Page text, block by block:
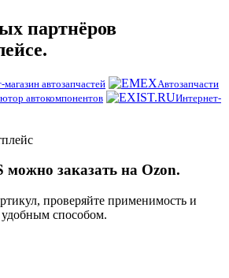
партнёров
автозапчастей
Автозапчасти
автокомпонентов
Интернет-
заказать на Ozon.
проверяйте применимость и
способом.